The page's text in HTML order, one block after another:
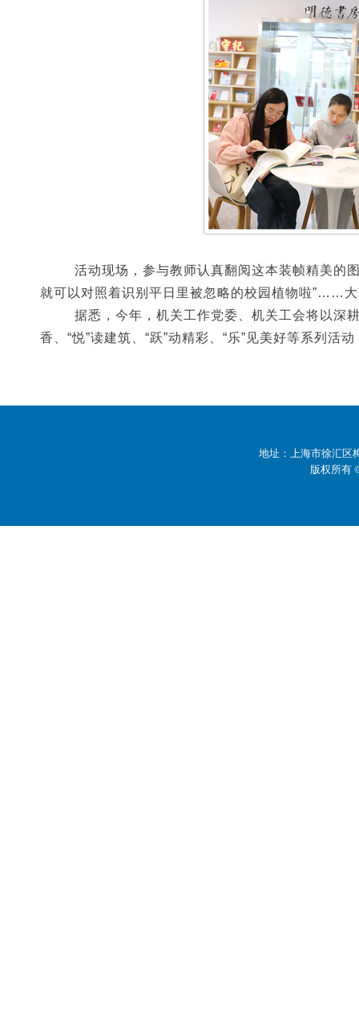
活动现场，参与教师认真翻阅这本装帧精美的
就可以对照着识别平日里被忽略的校园植物啦”……
据悉，今年，机关工作党委、机关工会将以深
香、“悦”读建筑、“跃”动精彩、“乐”见美好等系列活
地址：上海市徐汇
版权所有